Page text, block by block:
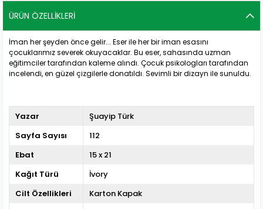
ÜRÜN ÖZELLIKLERI
İman her şeyden önce gelir... Eser ile her bir iman esasını
çocuklarımız severek okuyacaklar. Bu eser, sahasında uzman
eğitimciler tarafından kaleme alındı. Çocuk psikologları tarafından
incelendi, en güzel çizgilerle donatıldı. Sevimli bir dizayn ile sunuldu.
Yazar
Şuayip Türk
Sayfa Sayısı
112
Ebat
15 x 21
Kağıt Türü
İvory
Cilt Özellikleri
Karton Kapak